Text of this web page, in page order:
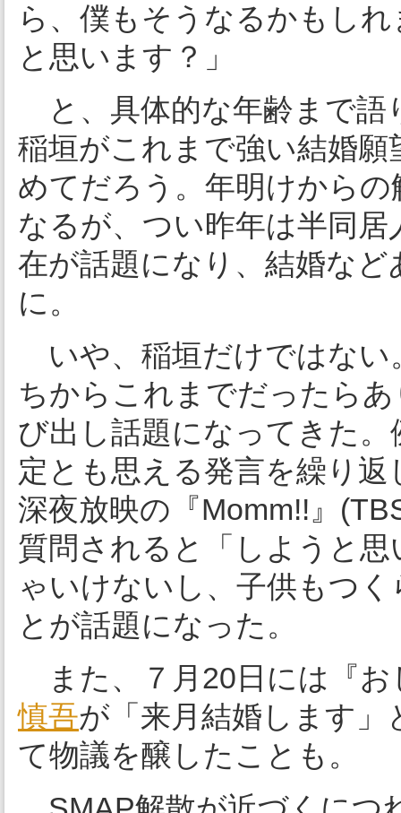
ら、僕もそうなるかもし
と思います？」
と、具体的な年齢まで語
稲垣がこれまで強い結婚
めてだろう。年明けから
なるが、つい昨年は半同
在が話題になり、結婚な
に。
いや、稲垣だけではない
ちからこれまでだったら
び出し話題になってきた
定とも思える発言を繰り
深夜放映の『Momm!!』
質問されると「しようと
ゃいけないし、子供もつ
とが話題になった。
また、７月20日には『お
慎吾が「来月結婚します
て物議を醸したことも。